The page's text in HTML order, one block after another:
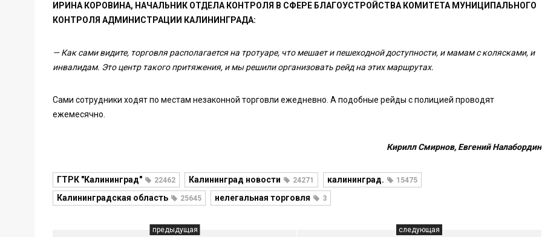
ИРИНА КОРОВИНА, НАЧАЛЬНИК ОТДЕЛА КОНТРОЛЯ В СФЕРЕ БЛАГОУСТРОЙСТВА КОМИТЕТА МУНИЦИПАЛЬНОГО
КОНТРОЛЯ АДМИНИСТРАЦИИ КАЛИНИНГРАДА:
— Как сами видите, торговля располагается на тротуаре, что мешает и пешеходной доступности, и мамам с колясками, и
инвалидам. Это центр такого притяжения, и мы решили организовать рейд на этих маршрутах.
Сами сотрудники ходят по местам незаконной торговли ежедневно. А подобные рейды с полицией проводят
ежемесячно.
Кирилл Смирнов, Евгений Налабордин
ГТРК "Калининград" 22462 Калининград новости 24271 калининград. 15475
Калининградская область 25645 нелегальная торговля 3
предыдущая следующая